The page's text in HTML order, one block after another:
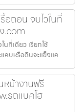
ถอน จบไวในที่
.com
ที่เดียว เรียกใช้
คบหรือดินจะแข็งแค
หน้างานฟรี
รถแบคโฮ